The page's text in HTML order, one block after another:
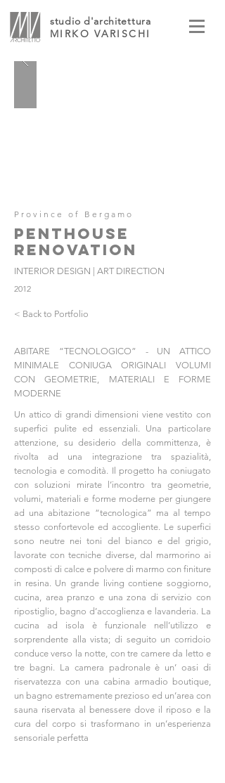
studio d'architettura
MIRKO VARISCHI
Province of Bergamo
PENTHOUSE
RENOVATION
INTERIOR DESIGN | ART DIRECTION
2012
< Back to Portfolio
ABITARE “TECNOLOGICO” - UN ATTICO
MINIMALE CONIUGA ORIGINALI VOLUMI
CON GEOMETRIE, MATERIALI E FORME
MODERNE
Un attico di grandi dimensioni viene vestito con
superfici pulite ed essenziali. Una particolare
attenzione, su desiderio della committenza, è
rivolta ad una integrazione tra spazialità,
tecnologia e comodità. Il progetto ha coniugato
con soluzioni mirate l’incontro tra geometrie,
volumi, materiali e forme moderne per giungere
ad una abitazione “tecnologica” ma al tempo
stesso confortevole ed accogliente. Le superfici
sono neutre nei toni del bianco e del grigio,
lavorate con tecniche diverse, dal marmorino ai
composti di calce e polvere di marmo con finiture
in resina. Un grande living contiene soggiorno,
cucina, area pranzo e una zona di servizio con
ripostiglio, bagno d’accoglienza e lavanderia. La
cucina ad isola è funzionale nell’utilizzo e
sorprendente alla vista; di seguito un corridoio
conduce verso la notte, con tre camere da letto e
tre bagni. La camera padronale è un’ oasi di
riservatezza con una cabina armadio boutique,
un bagno estremamente prezioso ed un’area con
sauna riservata al benessere dove il riposo e la
cura del corpo si trasformano in un’esperienza
sensoriale perfetta